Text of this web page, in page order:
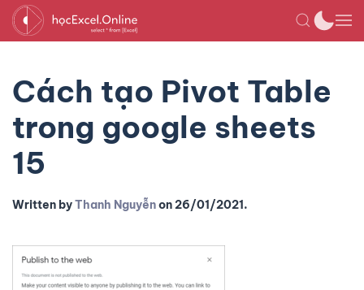
Cách tạo Pivot Table
trong google sheets
15
Written byThanh Nguyễnon26/01/2021.